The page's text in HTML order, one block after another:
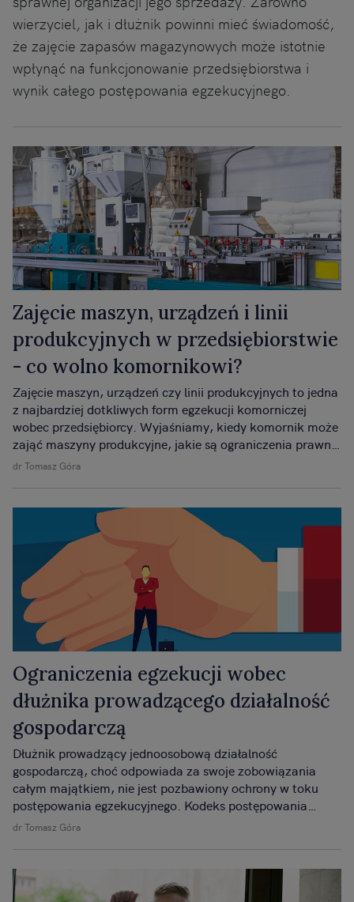
wierzyciel, jak i dłużnik powinni mieć świadomość,
że zajęcie zapasów magazynowych może istotnie
wpłynąć na funkcjonowanie przedsiębiorstwa i
wynik całego postępowania egzekucyjnego.
Zajęcie maszyn, urządzeń i linii
produkcyjnych w przedsiębiorstwie
- co wolno komornikowi?
dr Tomasz Góra
Zajęcie maszyn, urządzeń czy linii produkcyjnych to jedna
z najbardziej dotkliwych form egzekucji komorniczej
wobec przedsiębiorcy. Wyjaśniamy, kiedy komornik może
zająć maszyny produkcyjne, jakie są ograniczenia prawne
i jakie konsekwencje ma takie zajęcie dla firmy i
Ograniczenia egzekucji wobec
dłużnika prowadzącego działalność
gospodarczą
dr Tomasz Góra
Dłużnik prowadzący jednoosobową działalność
gospodarczą, choć odpowiada za swoje zobowiązania
całym majątkiem, nie jest pozbawiony ochrony w toku
postępowania egzekucyjnego. Kodeks postępowania
cywilnego przewiduje katalog składników majątku, które
warunków prowadzenia przez niego działalności
zawodowej.